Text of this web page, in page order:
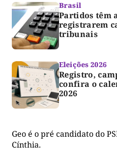
Brasil
Partidos têm
registrarem
tribunais
Eleições 2026
Registro,
confira o
2026
Geo é o pré candidato do
Cínthia.